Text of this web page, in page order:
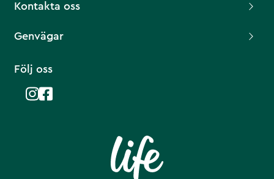
Kontakta oss
Genvägar
Följ oss